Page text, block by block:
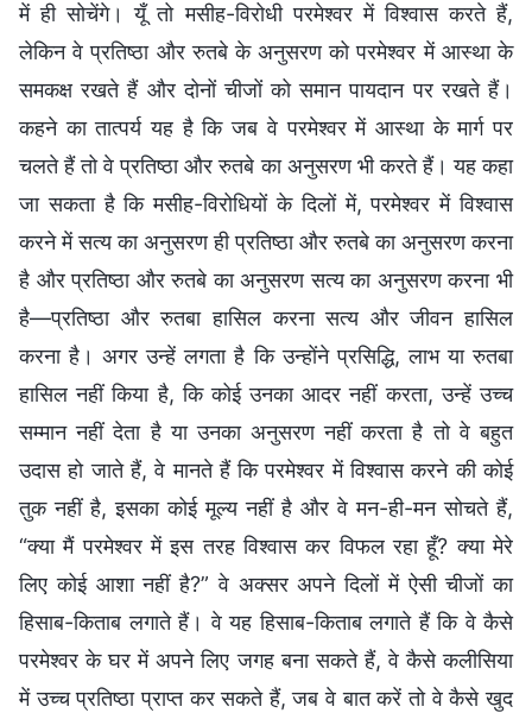
में ही सोचेंगे। यूँ तो मसीह-विरोधी परमेश्वर में विश्वास करते हैं,
लेकिन वे प्रतिष्ठा और रुतबे के अनुसरण को परमेश्वर में आस्था के
समकक्ष रखते हैं और दोनों चीजों को समान पायदान पर रखते हैं।
कहने का तात्पर्य यह है कि जब वे परमेश्वर में आस्था के मार्ग पर
चलते हैं तो वे प्रतिष्ठा और रुतबे का अनुसरण भी करते हैं। यह कहा
जा सकता है कि मसीह-विरोधियों के दिलों में, परमेश्वर में विश्वास
करने में सत्य का अनुसरण ही प्रतिष्ठा और रुतबे का अनुसरण करना
है और प्रतिष्ठा और रुतबे का अनुसरण सत्य का अनुसरण करना भी
है—प्रतिष्ठा और रुतबा हासिल करना सत्य और जीवन हासिल
करना है। अगर उन्हें लगता है कि उन्होंने प्रसिद्धि, लाभ या रुतबा
हासिल नहीं किया है, कि कोई उनका आदर नहीं करता, उन्हें उच्च
सम्मान नहीं देता है या उनका अनुसरण नहीं करता है तो वे बहुत
उदास हो जाते हैं, वे मानते हैं कि परमेश्वर में विश्वास करने की कोई
तुक नहीं है, इसका कोई मूल्य नहीं है और वे मन-ही-मन सोचते हैं,
“क्या मैं परमेश्वर में इस तरह विश्वास कर विफल रहा हूँ? क्या मेरे
लिए कोई आशा नहीं है?” वे अक्सर अपने दिलों में ऐसी चीजों का
हिसाब-किताब लगाते हैं। वे यह हिसाब-किताब लगाते हैं कि वे कैसे
परमेश्वर के घर में अपने लिए जगह बना सकते हैं, वे कैसे कलीसिया
में उच्च प्रतिष्ठा प्राप्त कर सकते हैं, जब वे बात करें तो वे कैसे खुद